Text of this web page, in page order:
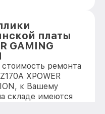
платы
GAMING
ремонта
XPOWER
к Вашему
складе имеются